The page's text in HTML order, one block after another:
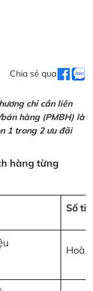
Chia sẻ qua
chỉ cần liên
hàng (PMBH) là
1 trong 2 ưu đãi
hàng từng
Số